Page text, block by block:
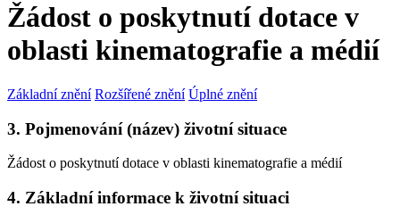
Žádost o poskytnutí dotace v
oblasti kinematografie a médií
Základní znění Rozšířené znění Úplné znění
3. Pojmenování (název) životní situace
Žádost o poskytnutí dotace v oblasti kinematografie a médií
4. Základní informace k životní situaci